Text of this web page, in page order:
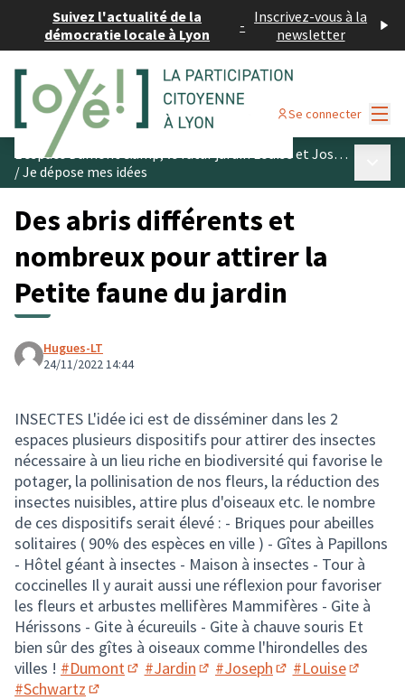
Suivez l'actualité de la
démocratie locale à Lyon
- Inscrivez-vous à la
newsletter
Se connecter
L’espace Dumont &amp; le futur jardin Louise et Joseph Schwartz
/Je dépose mes idées
Des abris différents et
nombreux pour attirer la
Petite faune du jardin
Hugues-LT
24/11/2022 14:44
INSECTES L'idée ici est de disséminer dans les 2
espaces plusieurs dispositifs pour attirer des insectes
nécessaire à un lieu riche en biodiversité qui favorise le
potager, la pollinisation de nos fleurs, la réduction des
insectes nuisibles, attire plus d'oiseaux etc. le nombre
de ces dispositifs serait élevé : - Briques pour abeilles
solitaires ( 90% des espèces en ville ) - Gîtes à Papillons
- Hôtel géant à insectes - Maison à insectes - Tour à
coccinelles Il y aurait aussi une réflexion pour favoriser
les fleurs et arbustes mellifères Mammifères - Gite à
Hérissons - Gite à écureuils - Gite à chauve souris Et
bien sûr des gîtes à oiseaux comme l'hirondelles des
villes ! #Dumont
(S'ouvre dans un nouvel onglet)
#Jardin
(S'ouvre dans un nouvel
#Joseph #Louise
#Schwartz